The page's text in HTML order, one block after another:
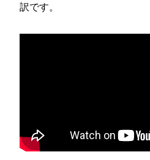
訳です。